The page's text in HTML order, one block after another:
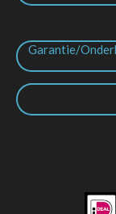
Garantie/